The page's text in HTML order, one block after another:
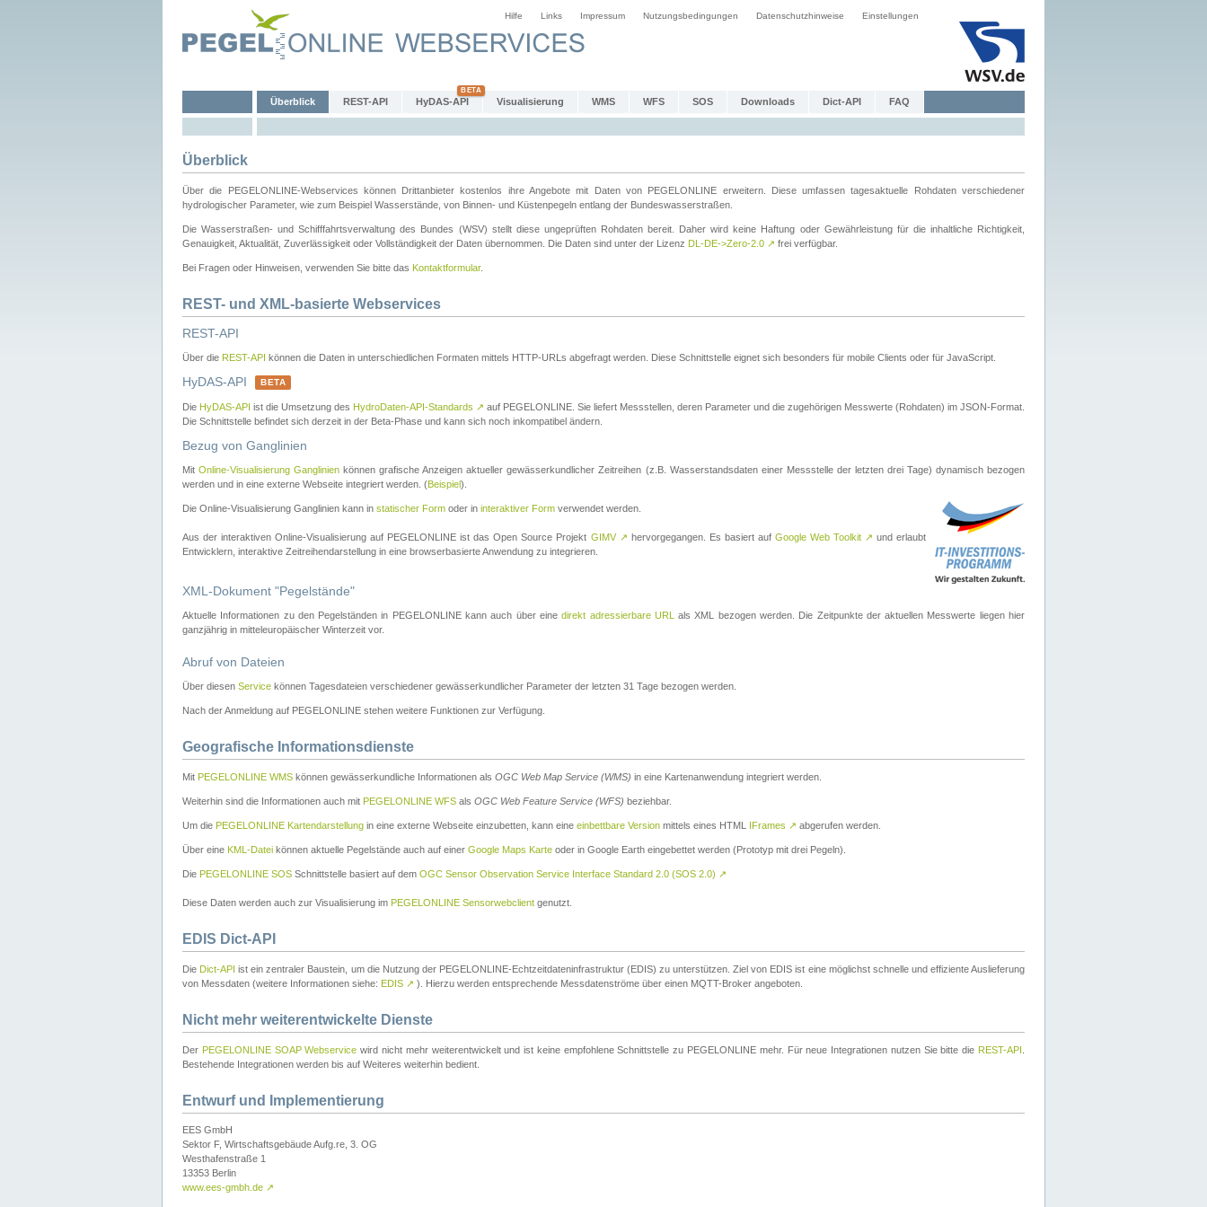
Hilfe Links Impressum Nutzungsbedingungen Datenschutzhinweise Einstellungen
Überblick REST-API HyDAS-API Visualisierung WMS WFS SOS Downloads Dict-API FAQ
Überblick
Über die PEGELONLINE-Webservices können Drittanbieter kostenlos ihre Angebote mit Daten von PEGELONLINE erweitern. Diese umfassen tagesaktuelle Rohdaten verschiedener
hydrologischer Parameter, wie zum Beispiel Wasserstände, von Binnen- und Küstenpegeln entlang der Bundeswasserstraßen.
Die Wasserstraßen- und Schifffahrtsverwaltung des Bundes (WSV) stellt diese ungeprüften Rohdaten bereit. Daher wird keine Haftung oder Gewährleistung für die inhaltliche Richtigkeit,
Genauigkeit, Aktualität, Zuverlässigkeit oder Vollständigkeit der Daten übernommen. Die Daten sind unter der Lizenz DL-DE->Zero-2.0 ↗ frei verfügbar.
Bei Fragen oder Hinweisen, verwenden Sie bitte das Kontaktformular.
REST- und XML-basierte Webservices
REST-API
Über die REST-API können die Daten in unterschiedlichen Formaten mittels HTTP-URLs abgefragt werden. Diese Schnittstelle eignet sich besonders für mobile Clients oder für JavaScript.
HyDAS-API BETA
Die HyDAS-API ist die Umsetzung des HydroDaten-API-Standards ↗ auf PEGELONLINE. Sie liefert Messstellen, deren Parameter und die zugehörigen Messwerte (Rohdaten) im JSON-Format.
Die Schnittstelle befindet sich derzeit in der Beta-Phase und kann sich noch inkompatibel ändern.
Bezug von Ganglinien
MitOnline-Visualisierung Ganglinien können grafische Anzeigen aktueller gewässerkundlicher Zeitreihen (z.B. Wasserstandsdaten einer Messstelle der letzten drei Tage) dynamisch bezogen
werden und in eine externe Webseite integriert werden. (Beispiel).
Die Online-Visualisierung Ganglinien kann in statischer Form oder in interaktiver Form verwendet werden.
Aus der interaktiven Online-Visualisierung auf PEGELONLINE ist das Open Source Projekt GIMV ↗ hervorgegangen. Es basiert auf Google Web Toolkit ↗ und erlaubt
Entwicklern, interaktive Zeitreihendarstellung in eine browserbasierte Anwendung zu integrieren.
XML-Dokument "Pegelstände"
Aktuelle Informationen zu den Pegelständen in PEGELONLINE kann auch über einedirekt adressierbare URL
als XML bezogen werden. Die Zeitpunkte der aktuellen Messwerte liegen hier
ganzjährig in mitteleuropäischer Winterzeit vor.
Abruf von Dateien
Über diesen Service können Tagesdateien verschiedener gewässerkundlicher Parameter der letzten 31 Tage bezogen werden.
Nach der Anmeldung auf PEGELONLINE stehen weitere Funktionen zur Verfügung.
Geografische Informationsdienste
Mit PEGELONLINE WMS können gewässerkundliche Informationen als OGC Web Map Service (WMS) in eine Kartenanwendung integriert werden.
Weiterhin sind die Informationen auch mit PEGELONLINE WFS als OGC Web Feature Service (WFS) beziehbar.
Um die PEGELONLINE Kartendarstellung in eine externe Webseite einzubetten, kann eine einbettbare Version mittels eines HTML IFrames ↗ abgerufen werden.
Über eine KML-Datei können aktuelle Pegelstände auch auf einer Google Maps Karte oder in Google Earth eingebettet werden (Prototyp mit drei Pegeln).
Die PEGELONLINE SOS Schnittstelle basiert auf dem OGC Sensor Observation Service Interface Standard 2.0 (SOS 2.0) ↗
Diese Daten werden auch zur Visualisierung im PEGELONLINE Sensorwebclient genutzt.
EDIS Dict-API
Die Dict-API ist ein zentraler Baustein, um die Nutzung der PEGELONLINE-Echtzeitdateninfrastruktur (EDIS) zu unterstützen. Ziel von EDIS ist eine möglichst schnelle und effiziente Auslieferung
von Messdaten (weitere Informationen siehe: EDIS ↗ ). Hierzu werden entsprechende Messdatenströme über einen MQTT-Broker angeboten.
Nicht mehr weiterentwickelte Dienste
Der PEGELONLINE SOAP Webservice wird nicht mehr weiterentwickelt und ist keine empfohlene Schnittstelle zu PEGELONLINE mehr. Für neue Integrationen nutzen Sie bitte die REST-API
Bestehende Integrationen werden bis auf Weiteres weiterhin bedient.
Entwurf und Implementierung
EES GmbH
Sektor F, Wirtschaftsgebäude Aufg.re, 3. OG
Westhafenstraße 1
13353 Berlin
www.ees-gmbh.de ↗